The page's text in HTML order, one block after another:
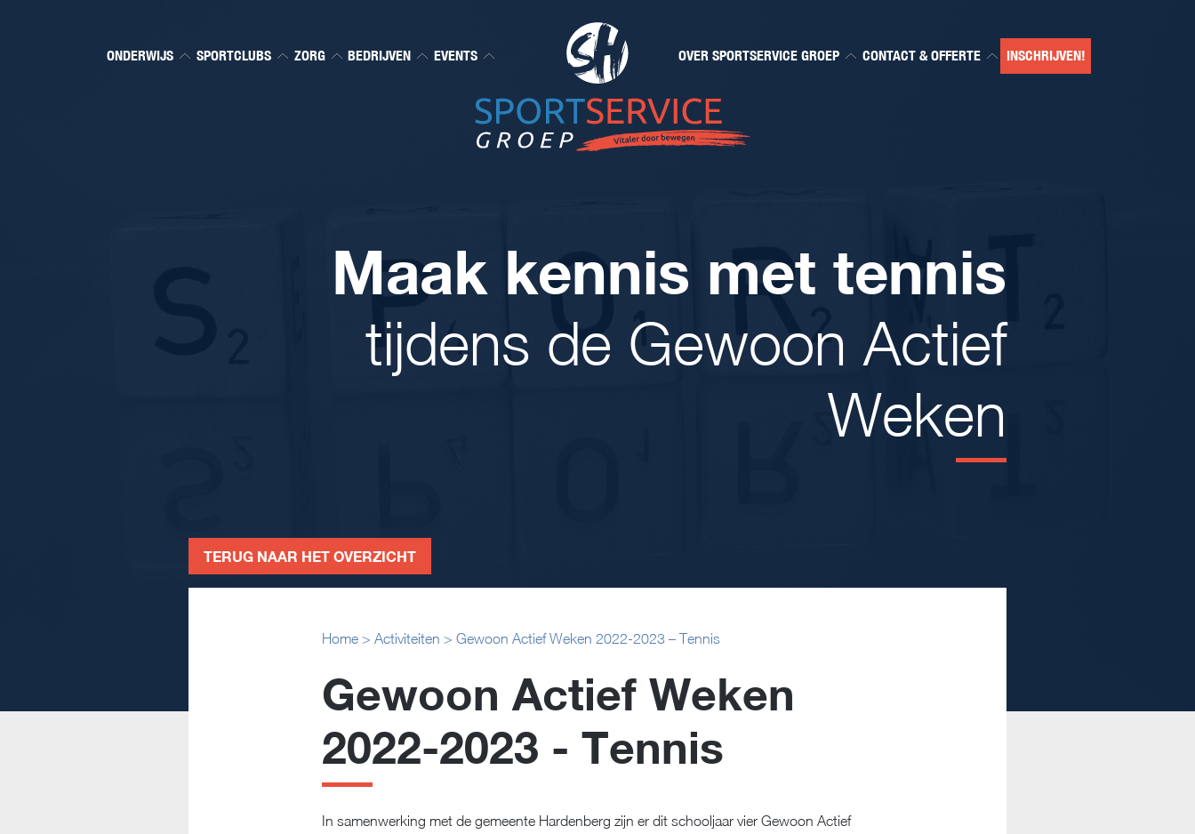
ONDERWIJS SPORTCLUBS ZORG BEDRIJVEN EVENTS OVER SPORTSERVICE GROEP CONTACT & OFFERTE INSCHRIJVEN!
Maak kennis met tennis
tijdens de Gewoon Actief
Weken
TERUG NAAR HET OVERZICHT
Home > Activiteiten > Gewoon Actief Weken 2022-2023 – Tennis
Gewoon Actief Weken
2022-2023 - Tennis
In samenwerking met de gemeente Hardenberg zijn er dit schooljaar vier Gewoon Actief